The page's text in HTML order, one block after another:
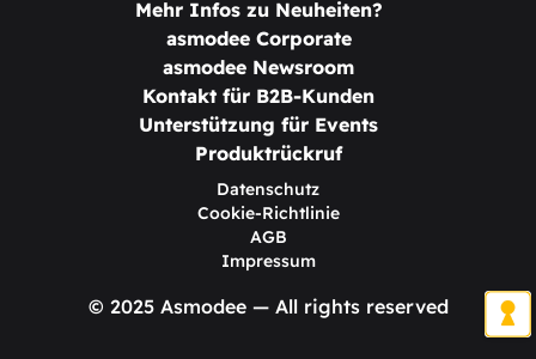
Mehr Infos zu Neuheiten?
asmodee Corporate
asmodee Newsroom
Kontakt für B2B-Kunden
Unterstützung für Events
Produktrückruf
Datenschutz
Cookie-Richtlinie
AGB
Impressum
© 2025 Asmodee — All rights reserved